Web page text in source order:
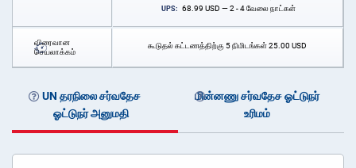
UPS: 68.99 USD — 2 - 4 வேலை நாட்கள்
விரைவான
செயலாக்கம்
கூடுதல் கட்டணத்திற்கு 5 நிமிடங்கள்25.00 USD
UN தரநிலை சர்வதேச
ஓட்டுநர் அனுமதி
மின்னணு சர்வதேச ஓட்டுநர்
உரிமம்